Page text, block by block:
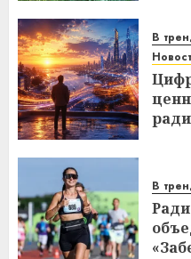
В
В